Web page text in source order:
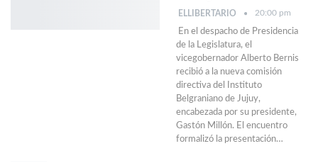
ELLIBERTARIO 20:00 pm
En el despacho de Presidencia
de la Legislatura, el
vicegobernador Alberto Bernis
recibió a la nueva comisión
directiva del Instituto
Belgraniano de Jujuy,
encabezada por su presidente,
Gastón Millón. El encuentro
formalizó la presentación…